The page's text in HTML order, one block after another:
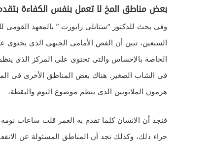
بعض مناطق المخ لا تعمل بنفس الكفاءة
وفى بحث للدكتور “ستانلى رابورت ” بالمعهد
السبعين، تبين أن الفص الأمامى الجبهى الذى
الخاصة بالإحساس والتى تحتوى على المركز الذى
فى الشاب الصغير. هناك بعض المناطق الأخرى فى المخ
هرمون الملاتونين الذى ينظم موضوع النوم واليقظة،
فنجد أن الإنسان كلما تقدم به العمر قلت ساعات
جراء ذلك، وكذلك نجد أن المناطق المسئولة عن